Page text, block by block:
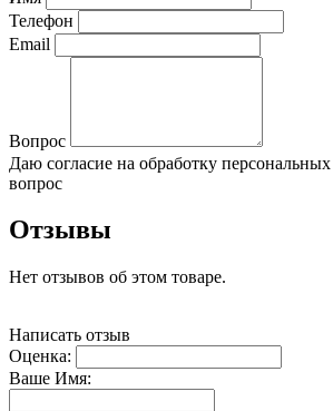
Телефон
Email
Вопрос
Даю согласие на обработку
вопрос
Отзывы
Нет отзывов об этом товаре.
Написать отзыв
Оценка:
Ваше Имя: